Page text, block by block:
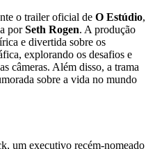
o trailer oficial de O Estúdio,
porSeth Rogen. A produção
e divertida sobre os
explorando os desafios e
câmeras. Além disso, a trama
sobre a vida no mundo
um executivo recém-nomeado